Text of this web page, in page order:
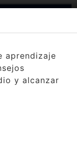
aprendizaje
y alcanzar